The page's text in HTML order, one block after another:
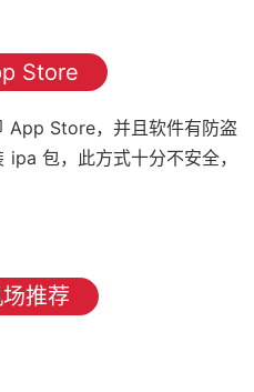
Store
App Store，并且软件有防盗
包，此方式十分不安全，
推荐